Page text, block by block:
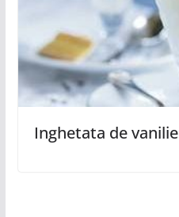
Inghetata de vanilie